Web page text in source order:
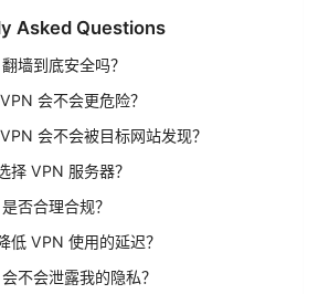
Asked Questions
墙到底安全吗？
会不会更危险？
会不会被目标网站发现？
择 VPN 服务器？
否合理合规？
低 VPN 使用的延迟？
不会泄露我的隐私？